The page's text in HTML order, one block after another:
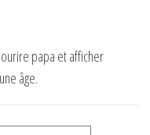
papa et afficher
âge.